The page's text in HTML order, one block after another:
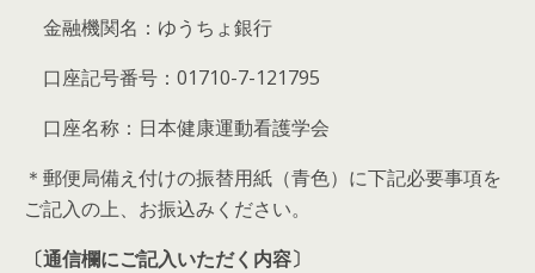
金融機関名：ゆうちょ銀行
口座記号番号：01710-7-121795
口座名称：日本健康運動看護学会
＊郵便局備え付けの振替用紙（青色）に下記必要事項を
ご記入の上、お振込みください。
〔通信欄にご記入いただく内容〕